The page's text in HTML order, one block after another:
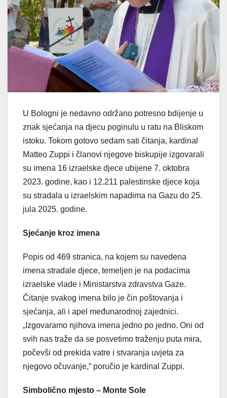
U Bologni je nedavno održano potresno bdijenje u
znak sjećanja na djecu poginulu u ratu na Bliskom
istoku. Tokom gotovo sedam sati čitanja, kardinal
Matteo Zuppi i članovi njegove biskupije izgovarali
su imena 16 izraelske djece ubijene 7. oktobra
2023. godine, kao i 12.211 palestinske djece koja
su stradala u izraelskim napadima na Gazu do 25.
jula 2025. godine.
Sjećanje kroz imena
Popis od 469 stranica, na kojem su navedena
imena stradale djece, temeljen je na podacima
izraelske vlade i Ministarstva zdravstva Gaze.
Čitanje svakog imena bilo je čin poštovanja i
sjećanja, ali i apel međunarodnoj zajednici.
„Izgovaramo njihova imena jedno po jedno. Oni od
svih nas traže da se posvetimo traženju puta mira,
počevši od prekida vatre i stvaranja uvjeta za
njegovo očuvanje,“ poručio je kardinal Zuppi.
Simbolično mjesto – Monte Sole